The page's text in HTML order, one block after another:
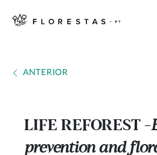
ANTERIOR
LIFE REFOREST ---
prevention and